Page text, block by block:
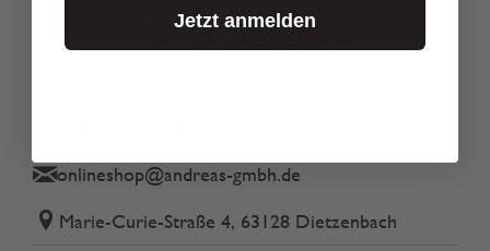
onlineshop@andreas-gmbh.de
Marie-Curie-Straße 4, 63128 Dietzenbach
Jetzt anmelden